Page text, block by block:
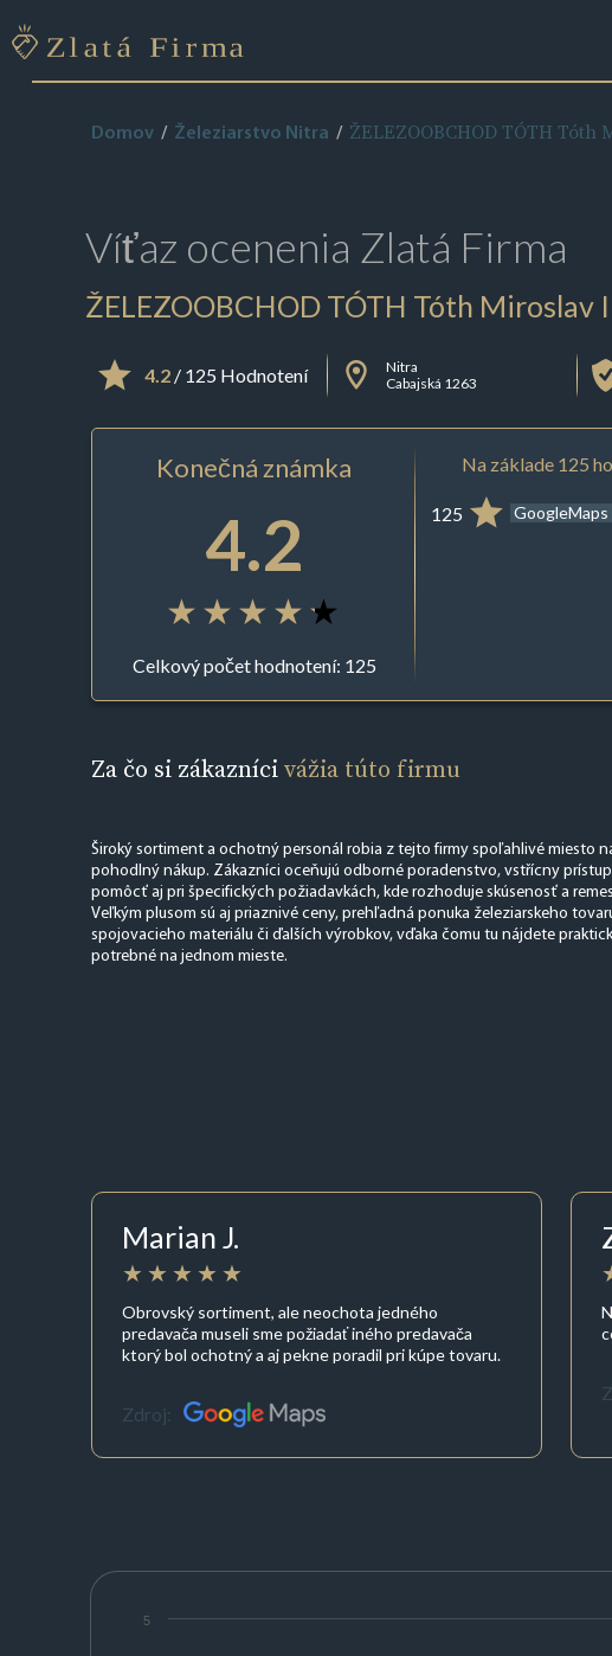
Domov Železiarstvo Nitra ŽELEZOOBCHOD TÓTH Tóth
Víťaz ocenenia Zlatá Firma
ŽELEZOOBCHOD TÓTH Tóth Miroslav
4.2/ 125 Hodnotení
Nitra
Cabajská 1263
Konečná známka
4.2
Celkový počet hodnotení: 125
Na základe 125
125 GoogleMaps
Za čo si zákaznícivážia túto firmu
Široký sortiment a ochotný personál robia z tejto firmy spoľahlivé miesto
pohodlný nákup. Zákazníci oceňujú odborné poradenstvo, vstřícny
pomôcť aj pri špecifických požiadavkách, kde rozhoduje skúsenosť a
Veľkým plusom sú aj priaznivé ceny, prehľadná ponuka železiarskeho
spojovacieho materiálu či ďalších výrobkov, vďaka čomu tu nájdete
potrebné na jednom mieste.
Marian J.
Obrovský sortiment, ale neochota jedného
predavača museli sme požiadať iného predavača
ktorý bol ochotný a aj pekne poradil pri kúpe tovaru.
Zdroj:
5